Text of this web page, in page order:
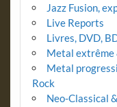
Jazz Fusion,
Live Reports
Livres, DVD,
Metal
Metal
Rock
Neo-Classical